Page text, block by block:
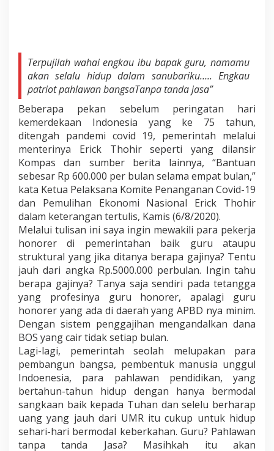
Terpujilah wahai engkau ibu bapak guru, namamu
akan selalu hidup dalam sanubariku….. Engkau
patriot pahlawan bangsaTanpa tanda jasa”
Beberapa pekan sebelum peringatan hari
kemerdekaan Indonesia yang ke 75 tahun,
ditengah pandemi covid 19, pemerintah melalui
menterinya Erick Thohir seperti yang dilansir
Kompas dan sumber berita lainnya, “Bantuan
sebesar Rp 600.000 per bulan selama empat bulan,”
kata Ketua Pelaksana Komite Penanganan Covid-19
dan Pemulihan Ekonomi Nasional Erick Thohir
dalam keterangan tertulis, Kamis (6/8/2020).
Melalui tulisan ini saya ingin mewakili para pekerja
honorer di pemerintahan baik guru ataupu
struktural yang jika ditanya berapa gajinya? Tentu
jauh dari angka Rp.5000.000 perbulan. Ingin tahu
berapa gajinya? Tanya saja sendiri pada tetangga
yang profesinya guru honorer, apalagi guru
honorer yang ada di daerah yang APBD nya minim.
Dengan sistem penggajihan mengandalkan dana
BOS yang cair tidak setiap bulan.
Lagi-lagi, pemerintah seolah melupakan para
pembangun bangsa, pembentuk manusia unggul
Indoenesia, para pahlawan pendidikan, yang
bertahun-tahun hidup dengan hanya bermodal
sangkaan baik kepada Tuhan dan selelu berharap
uang yang jauh dari UMR itu cukup untuk hidup
sehari-hari bermodal keberkahan. Guru? Pahlawan
tanpa tanda Jasa? Masihkah itu akan